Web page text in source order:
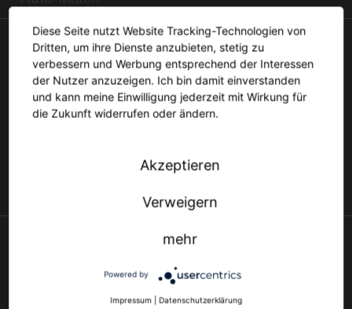
Diese Seite nutzt Website Tracking-Technologien von
Dritten, um ihre Dienste anzubieten, stetig zu
verbessern und Werbung entsprechend der Interessen
der Nutzer anzuzeigen. Ich bin damit einverstanden
und kann meine Einwilligung jederzeit mit Wirkung für
die Zukunft widerrufen oder ändern.
Akzeptieren
Verweigern
mehr
Powered by
Impressum | Datenschutzerklärung